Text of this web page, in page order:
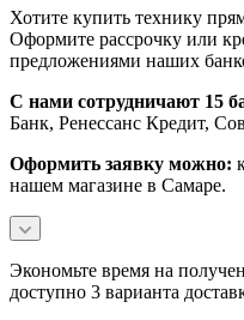
Хотите купить технику
Оформите рассрочку или
предложениями наших
С нами сотрудничают 15
Банк, Ренессанс Кредит,
Оформить заявку можно:
нашем магазине в Самаре.
Экономьте время на
доступно 3 варианта